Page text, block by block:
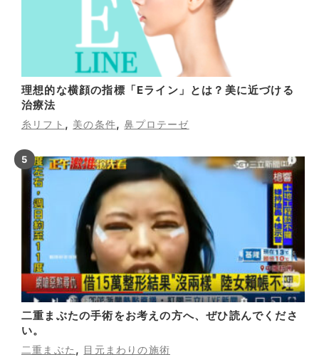
理想的な横顔の指標「Eライン」とは？美に近づける
治療法
糸リフト , 美の条件,鼻プロテーゼ
二重まぶたの手術をお考えの方へ、ぜひ読んでくださ
い。
二重まぶた , 目元まわりの施術